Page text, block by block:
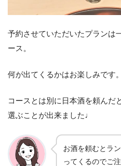
予約させていただいたプランは
ース。
何が出てくるかはお楽しみです。
コースとは別に日本酒を頼んだ
選ぶことが出来ました♩
お酒を頼むとラ
ってくるのでご